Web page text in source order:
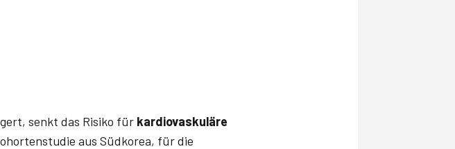
senkt das Risiko für kardiovaskuläre
aus Südkorea, für die